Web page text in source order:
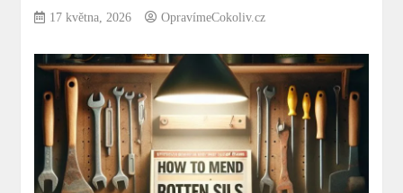
17 května, 2026 OpravímeCokoliv.cz